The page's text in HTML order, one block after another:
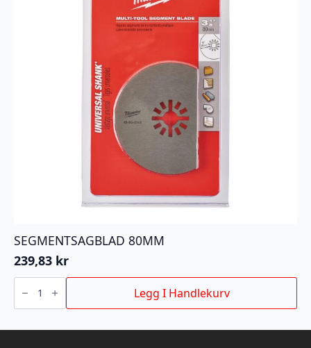
SEGMENTSAGBLAD 80MM
239,83 kr
SEGMENTSAGBLAD
80MM Legg I Handlekurv